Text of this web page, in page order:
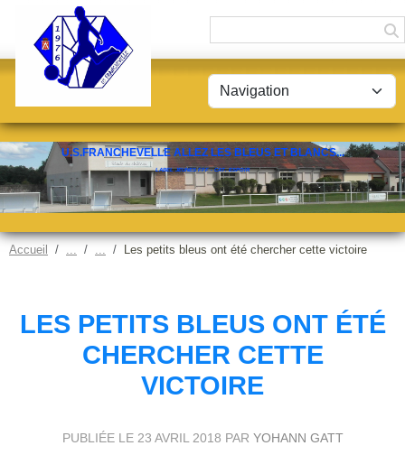
U.S.FRANCHEVELLE ALLEZ LES BLEUS ET BLANCS...
LABEL JEUNES FFF - CAT. ESPOIR
Accueil Les petits bleus ont été chercher cette victoire
LES PETITS BLEUS ONT ÉTÉ
CHERCHER CETTE
VICTOIRE
PUBLIÉE LE 23 AVRIL 2018 PAR YOHANN GATT
Panneau de gestion des cookies